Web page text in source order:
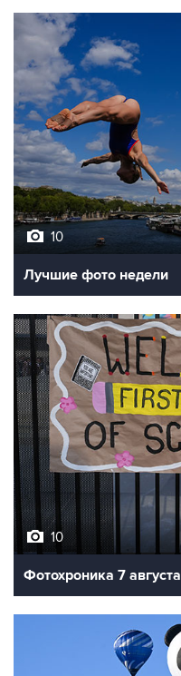
10
Лучшие фото недели
10
Фотохроника 7 августа